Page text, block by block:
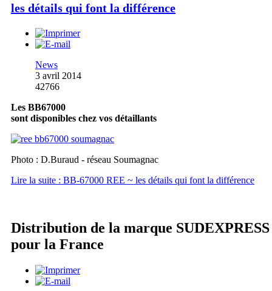
les détails qui font la différence
News
3 avril 2014
42766
Les BB67000
sont disponibles chez vos détaillants
Photo : D.Buraud - réseau Soumagnac
Lire la suite : BB-67000 REE ~ les détails qui font la différence
Distribution de la marque SUDEXPRESS
pour la France